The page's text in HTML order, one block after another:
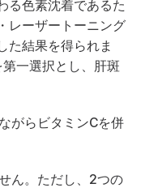
る色素沈着であるた
レーザートーニング
た結果を得られま
一選択とし、肝斑
がらビタミンCを併
ん。ただし、2つの